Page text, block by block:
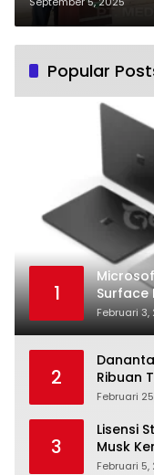
Popular
1
Surface
Februari 3,
2
Ribuan
Februari
3
Lisensi
Musk
Februari 5,